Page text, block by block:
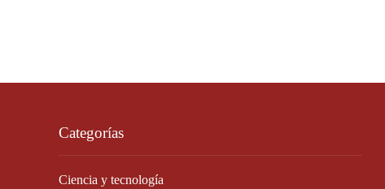
Categorías
Ciencia y tecnología